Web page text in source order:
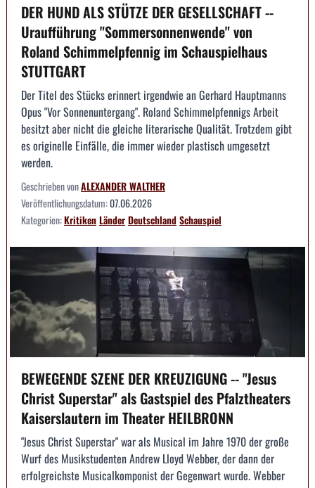
DER HUND ALS STÜTZE DER GESELLSCHAFT --
Uraufführung "Sommersonnenwende" von
Roland Schimmelpfennig im Schauspielhaus
STUTTGART
Der Titel des Stücks erinnert irgendwie an Gerhard Hauptmanns
Opus "Vor Sonnenuntergang". Roland Schimmelpfennigs Arbeit
besitzt aber nicht die gleiche literarische Qualität. Trotzdem gibt
es originelle Einfälle, die immer wieder plastisch umgesetzt
werden.
Geschrieben vonALEXANDER WALTHER
Veröffentlichungsdatum:07.06.2026
Kategorien:KritikenLänderDeutschlandSchauspiel
BEWEGENDE SZENE DER KREUZIGUNG -- "Jesus
Christ Superstar" als Gastspiel des Pfalztheaters
Kaiserslautern im Theater HEILBRONN
"Jesus Christ Superstar" war als Musical im Jahre 1970 der große
Wurf des Musikstudenten Andrew Lloyd Webber, der dann der
erfolgreichste Musicalkomponist der Gegenwart wurde. Webber